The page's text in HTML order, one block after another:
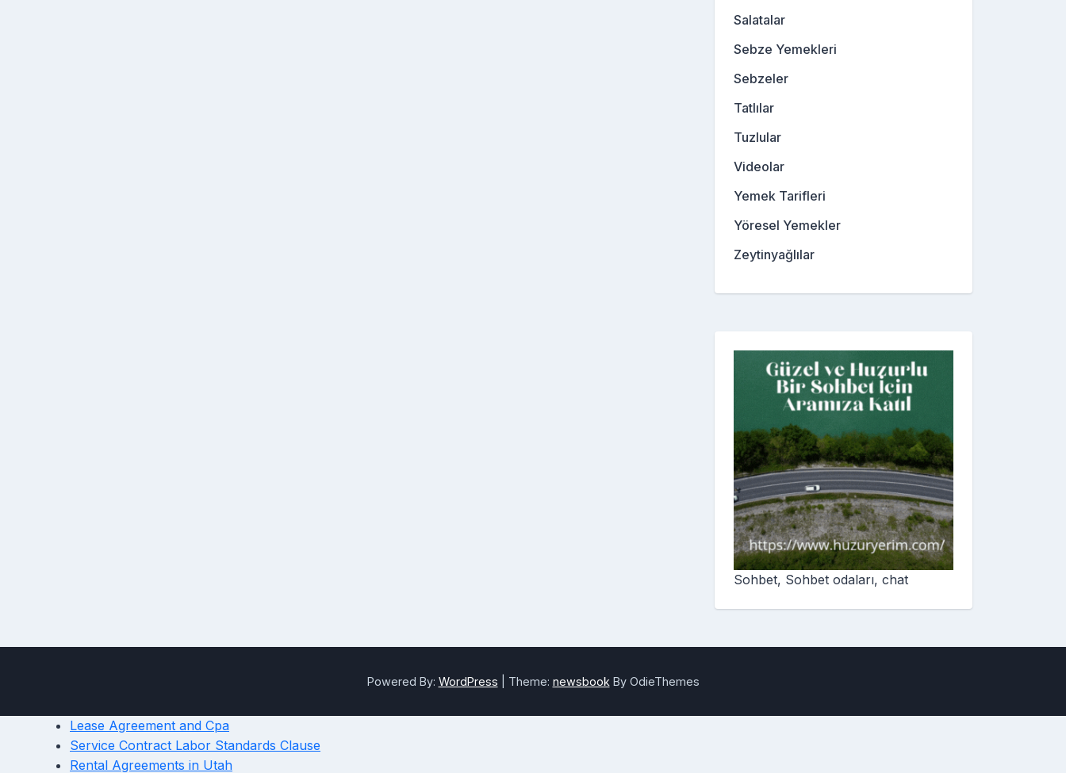
Salatalar
Sebze Yemekleri
Sebzeler
Tatlılar
Tuzlular
Videolar
Yemek Tarifleri
Yöresel Yemekler
Zeytinyağlılar
Sohbet, Sohbet odaları, chat
Powered By: WordPress Theme: newsbook By OdieThemes
Lease Agreement and Cpa
Service Contract Labor Standards Clause
Rental Agreements in Utah